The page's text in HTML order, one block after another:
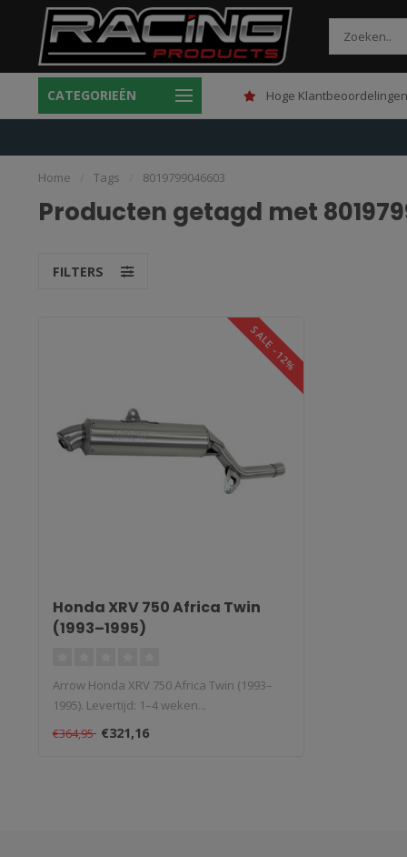
CATEGORIEËN
Gratis verzending boven 150,- Hoge
Home Tags 8019799046603
Producten getagd met
FILTERS
SALE -12%
Honda XRV 750 Africa Twin
(1993–1995)
Arrow Honda XRV 750 Africa Twin (1993–
1995). Levertijd: 1–4 weken...
€364,95 €321,16